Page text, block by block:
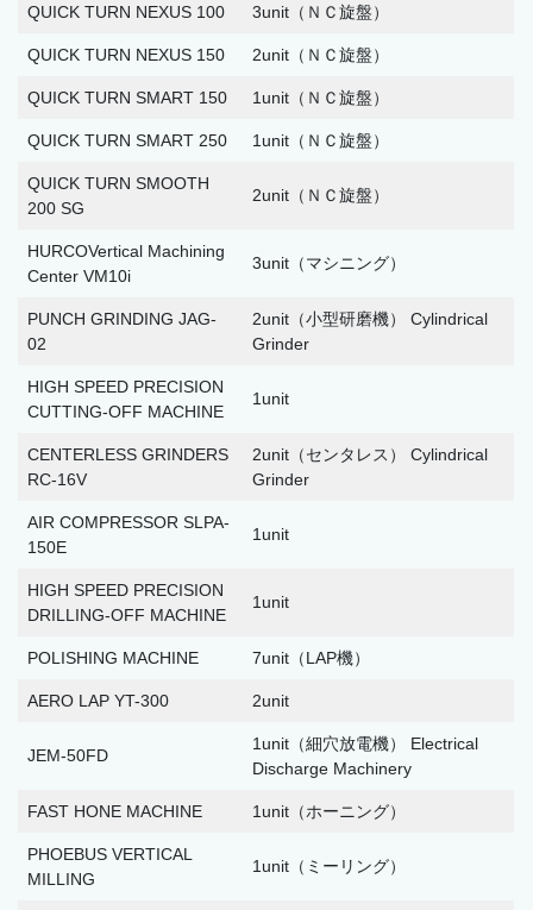
QUICK TURN NEXUS 100 3unit（ＮＣ旋盤）
QUICK TURN NEXUS 150 2unit（ＮＣ旋盤）
QUICK TURN SMART 150 1unit（ＮＣ旋盤）
QUICK TURN SMART 250 1unit（ＮＣ旋盤）
QUICK TURN SMOOTH
200 SG
2unit（ＮＣ旋盤）
HURCOVertical Machining
Center VM10i
3unit（マシニング）
PUNCH GRINDING JAG-
02
2unit（小型研磨機） Cylindrical
Grinder
HIGH SPEED PRECISION
CUTTING-OFF MACHINE
1unit
CENTERLESS GRINDERS
RC-16V
2unit（センタレス） Cylindrical
Grinder
AIR COMPRESSOR SLPA-
150E
1unit
HIGH SPEED PRECISION
DRILLING-OFF MACHINE
1unit
POLISHING MACHINE 7unit（LAP機）
AERO LAP YT-300 2unit
JEM-50FD
1unit（細穴放電機） Electrical
Discharge Machinery
FAST HONE MACHINE 1unit（ホーニング）
PHOEBUS VERTICAL
MILLING
1unit（ミーリング）